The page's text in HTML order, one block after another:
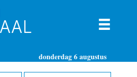
donderdag 6 augustus